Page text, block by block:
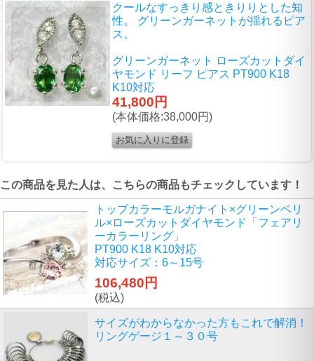
クールなすっきり感ときりりとした知
性。 グリーンガーネットが揺れるピア
ス。
グリーンガーネット ローズカットダイ
ヤモンド リーフ ピアス PT900 K18
K10対応
41,800円
(本体価格:38,000円)
この商品を見た人は、こちらの商品もチェックしています！
トップカラーモルガナイト×グリーンベリ
ル×ローズカットダイヤモンド「フェアリ
ーカラーリング」
PT900 K18 K10対応
対応サイズ：6～15号
106,480円
(税込)
サイズがわからなかった方もこれで解消！
リングゲージ１～３０号